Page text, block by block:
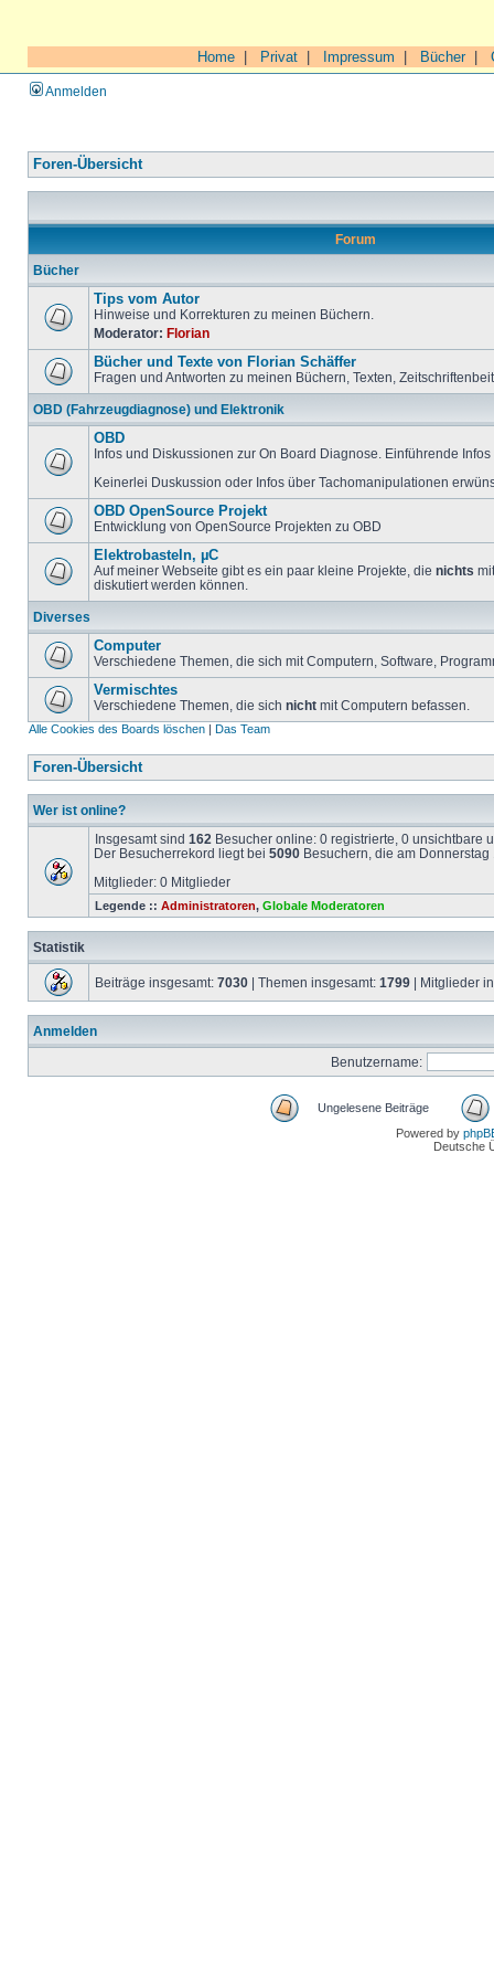
Home Privat Impressum Bücher|
Anmelden
Foren-Übersicht
Forum
Bücher
Tips vom Autor
Hinweise und Korrekturen zu meinen Büchern.
Moderator: Florian
Bücher und Texte von Florian Schäffer
Fragen und Antworten zu meinen Büchern, Texten,
OBD (Fahrzeugdiagnose) und Elektronik
OBD
Infos und Diskussionen zur On Board Diagnose. Einführende
Keinerlei Duskussion oder Infos über Tachomanipulationen
OBD OpenSource Projekt
Entwicklung von OpenSource Projekten zu OBD
Elektrobasteln, µC
Auf meiner Webseite gibt es ein paar kleine Projekte, die nichts
diskutiert werden können.
Diverses
Computer
Verschiedene Themen, die sich mit Computern, Software,
Vermischtes
Verschiedene Themen, die sich nicht mit Computern befassen.
Alle Cookies des Boards löschen | Das Team
Foren-Übersicht
Wer ist online?
Insgesamt sind 162 Besucher online: 0 registrierte, 0 unsichtbare
Der Besucherrekord liegt bei 5090 Besuchern, die am
Mitglieder: 0 Mitglieder
Legende :: Administratoren, Globale Moderatoren
Statistik
Beiträge insgesamt: 7030 | Themen insgesamt: 1799 | Mitglieder
Anmelden
Benutzername:
Ungelesene Beiträge
Powered by
Deutsche